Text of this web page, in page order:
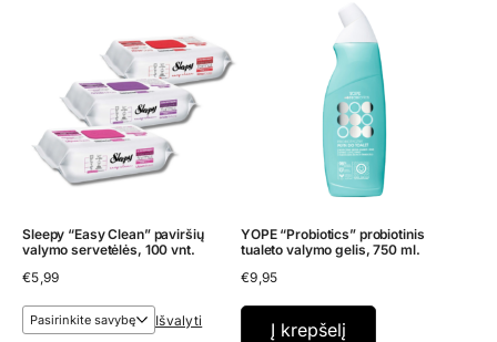
Sleepy “Easy Clean” paviršių
valymo servetėlės, 100 vnt.
€5,99
Išvalyti
YOPE “Probiotics” probiotinis
tualeto valymo gelis, 750 ml.
€9,95
Į krepšelį